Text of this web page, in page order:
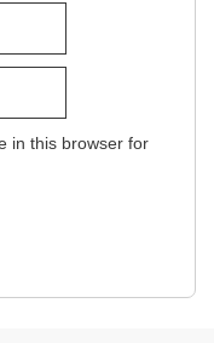
in this browser for